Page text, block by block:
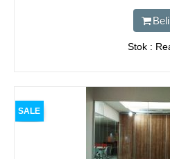
Beli
Stok :
SALE